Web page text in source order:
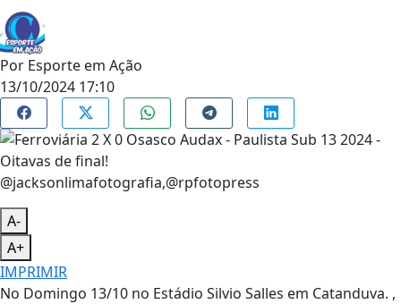
Por Esporte em Ação
13/10/2024 17:10
@jacksonlimafotografia,@rpfotopress
A-
A+
IMPRIMIR
No Domingo 13/10 no Estádio Silvio Salles em Catanduva. ,